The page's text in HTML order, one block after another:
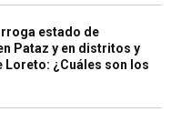
estado de
Pataz y en distritos y
Loreto: ¿Cuáles son los